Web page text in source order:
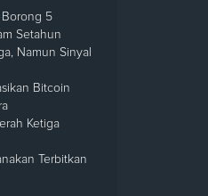
Borong 5
Setahun
Namun Sinyal
Bitcoin
Ketiga
Terbitkan